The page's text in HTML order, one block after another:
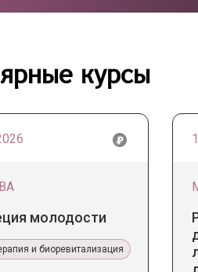
курсы
молодости
и биоревитализация